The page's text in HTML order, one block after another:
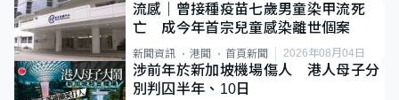
流感｜曾接種疫苗七歲男童染甲流死
亡 成今年首宗兒童感染離世個案
新聞資訊 港聞 首頁新聞 2026年08月04日
涉前年於新加坡機場傷人 港人母子分
別判囚半年、10日